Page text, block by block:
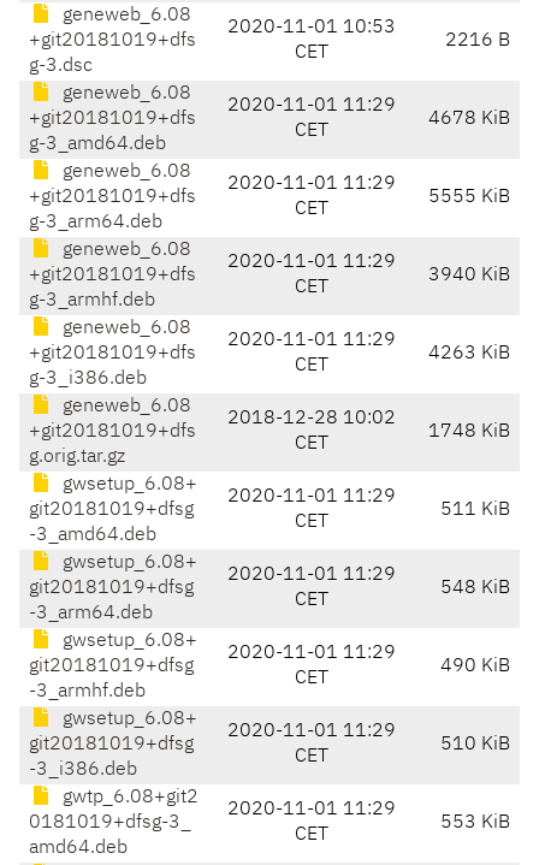
geneweb_6.08
+git20181019+dfs
g-3.dsc
2020-11-01 10:53
CET
2216 B
geneweb_6.08
+git20181019+dfs
g-3_amd64.deb
2020-11-01 11:29
CET
4678 KiB
geneweb_6.08
+git20181019+dfs
g-3_arm64.deb
2020-11-01 11:29
CET
5555 KiB
geneweb_6.08
+git20181019+dfs
g-3_armhf.deb
2020-11-01 11:29
CET
3940 KiB
geneweb_6.08
+git20181019+dfs
g-3_i386.deb
2020-11-01 11:29
CET
4263 KiB
geneweb_6.08
+git20181019+dfs
g.orig.tar.gz
2018-12-28 10:02
CET
1748 KiB
gwsetup_6.08+
git20181019+dfsg
-3_amd64.deb
2020-11-01 11:29
CET
511 KiB
gwsetup_6.08+
git20181019+dfsg
-3_arm64.deb
2020-11-01 11:29
CET
548 KiB
gwsetup_6.08+
git20181019+dfsg
-3_armhf.deb
2020-11-01 11:29
CET
490 KiB
gwsetup_6.08+
git20181019+dfsg
-3_i386.deb
2020-11-01 11:29
CET
510 KiB
gwtp_6.08+git2
0181019+dfsg-3_
amd64.deb
2020-11-01 11:29
CET
553 KiB